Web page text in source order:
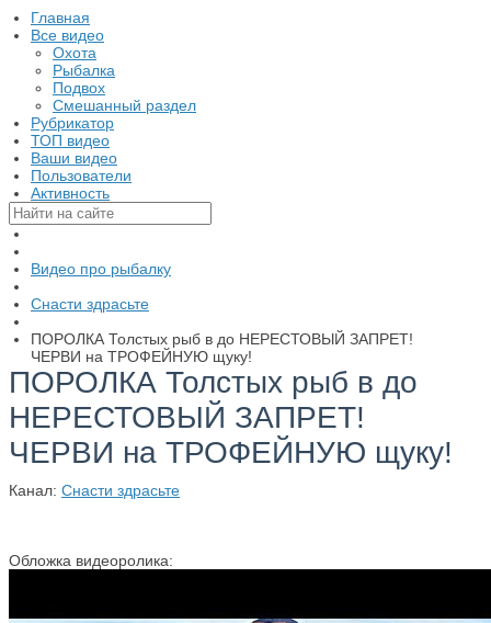
Главная
Все видео
Охота
Рыбалка
Подвох
Смешанный раздел
Рубрикатор
ТОП видео
Ваши видео
Пользователи
Активность
Видео про рыбалку
Снасти здрасьте
ПОРОЛКА Толстых рыб в до НЕРЕСТОВЫЙ ЗАПРЕТ!
ЧЕРВИ на ТРОФЕЙНУЮ щуку!
ПОРОЛКА Толстых рыб в до
НЕРЕСТОВЫЙ ЗАПРЕТ!
ЧЕРВИ на ТРОФЕЙНУЮ щуку!
Канал: Снасти здрасьте
Обложка видеоролика: